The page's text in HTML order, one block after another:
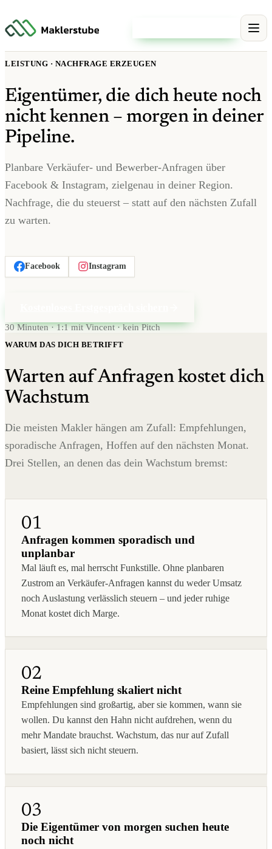
LEISTUNG · NACHFRAGE ERZEUGEN
Eigentümer, die dich heute noch
nicht kennen – morgen in deiner
Pipeline.
Planbare Verkäufer- und Bewerber-Anfragen über
Facebook & Instagram, zielgenau in deiner Region.
Nachfrage, die du steuerst – statt auf den nächsten Zufall
zu warten.
Facebook Instagram
30 Minuten · 1:1 mit Vincent · kein Pitch
WARUM DAS DICH BETRIFFT
Warten auf Anfragen kostet dich
Wachstum
Die meisten Makler hängen am Zufall: Empfehlungen,
sporadische Anfragen, Hoffen auf den nächsten Monat.
Drei Stellen, an denen das dein Wachstum bremst:
01
Anfragen kommen sporadisch und
unplanbar
Mal läuft es, mal herrscht Funkstille. Ohne planbaren
Zustrom an Verkäufer-Anfragen kannst du weder Umsatz
noch Auslastung verlässlich steuern – und jeder ruhige
Monat kostet dich Marge.
02
Reine Empfehlung skaliert nicht
Empfehlungen sind großartig, aber sie kommen, wann sie
wollen. Du kannst den Hahn nicht aufdrehen, wenn du
mehr Mandate brauchst. Wachstum, das nur auf Zufall
basiert, lässt sich nicht steuern.
03
Die Eigentümer von morgen suchen heute
noch nicht